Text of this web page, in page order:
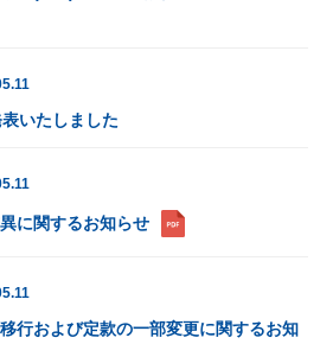
いたしました
に関するお知らせ
行および定款の一部変更に関するお知